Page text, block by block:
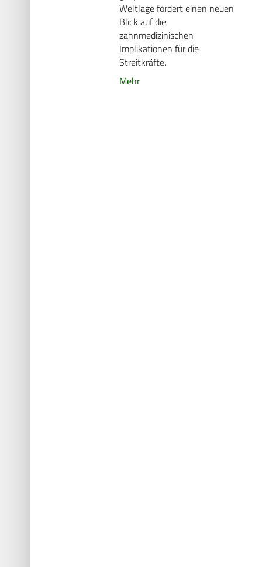
Weltlage fordert einen neuen
Blick auf die
zahnmedizinischen
Implikationen für die
Streitkräfte.
Mehr